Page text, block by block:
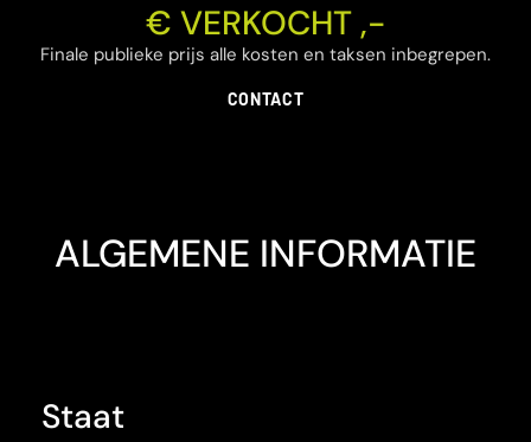
€ VERKOCHT ,-
Finale publieke prijs alle kosten en taksen inbegrepen.
CONTACT
ALGEMENE INFORMATIE
Staat